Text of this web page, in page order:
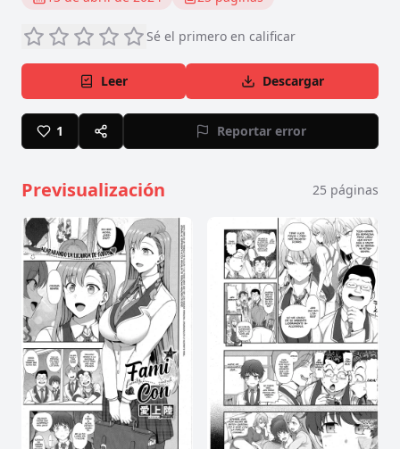
Sé el primero en calificar
Leer Descargar
1 Reportar error
Previsualización 25 páginas